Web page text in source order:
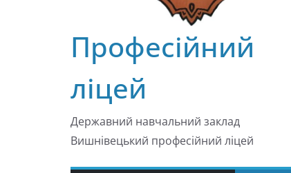
Професійний
ліцей
Державний навчальний заклад
Вишнівецький професійний ліцей